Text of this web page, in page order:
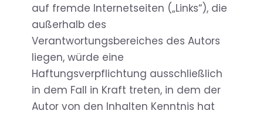
auf fremde Internetseiten („Links“), die
außerhalb des
Verantwortungsbereiches des Autors
liegen, würde eine
Haftungsverpflichtung ausschließlich
in dem Fall in Kraft treten, in dem der
Autor von den Inhalten Kenntnis hat